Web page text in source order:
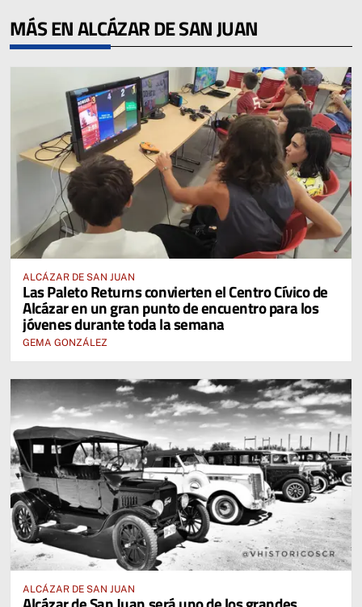
MÁS EN ALCÁZAR DE SAN JUAN
ALCÁZAR DE SAN JUAN
Las Paleto Returns convierten el Centro Cívico de
Alcázar en un gran punto de encuentro para los
jóvenes durante toda la semana
GEMA GONZÁLEZ
ALCÁZAR DE SAN JUAN